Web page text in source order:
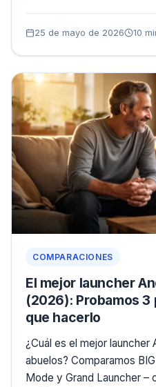
25 de mayo de 2026 10
COMPARACIONES
El mejor launcher
(2026): Probamos
que hacerlo
¿Cuál es el mejor launcher
abuelos? Comparamos
Mode y Grand Launcher –